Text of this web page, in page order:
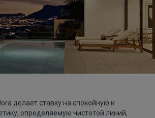
делает ставку на спокойную и
определяемую чистотой линий,